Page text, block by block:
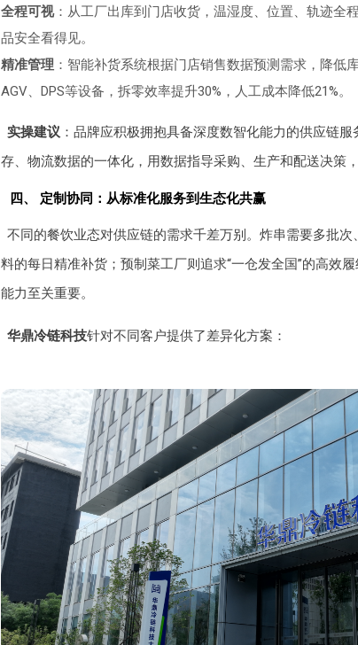
全程可视：从工厂出库到门店收货，温湿度、位置、轨迹全
品安全看得见。
精准管理 ：智能补货系统根据门店销售数据预测需求，降低
AGV、DPS等设备，拆零效率提升30%，人工成本降低21%。
实操建议 ：品牌应积极拥抱具备深度数智化能力的供应链
存、物流数据的一体化，用数据指导采购、生产和配送决策
四、 定制协同：从标准化服务到生态化共赢
不同的餐饮业态对供应链的需求千差万别。炸串需要多批
料的每日精准补货；预制菜工厂则追求“一仓发全国”的高效
能力至关重要。
华鼎冷链科技针对不同客户提供了差异化方案：